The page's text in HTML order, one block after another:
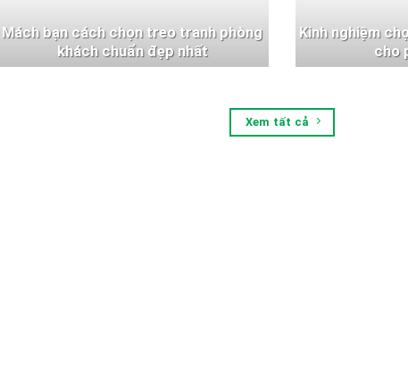
Mách bạn cách chọn treo tranh phòng
khách chuẩn đẹp nhất
Kinh nghiệm
cho
Xem tất cả